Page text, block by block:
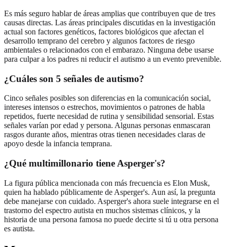
Es más seguro hablar de áreas amplias que contribuyen que de tres
causas directas. Las áreas principales discutidas en la investigación
actual son factores genéticos, factores biológicos que afectan el
desarrollo temprano del cerebro y algunos factores de riesgo
ambientales o relacionados con el embarazo. Ninguna debe usarse
para culpar a los padres ni reducir el autismo a un evento prevenible.
¿Cuáles son 5 señales de autismo?
Cinco señales posibles son diferencias en la comunicación social,
intereses intensos o estrechos, movimientos o patrones de habla
repetidos, fuerte necesidad de rutina y sensibilidad sensorial. Estas
señales varían por edad y persona. Algunas personas enmascaran
rasgos durante años, mientras otras tienen necesidades claras de
apoyo desde la infancia temprana.
¿Qué multimillonario tiene Asperger's?
La figura pública mencionada con más frecuencia es Elon Musk,
quien ha hablado públicamente de Asperger's. Aun así, la pregunta
debe manejarse con cuidado. Asperger's ahora suele integrarse en el
trastorno del espectro autista en muchos sistemas clínicos, y la
historia de una persona famosa no puede decirte si tú u otra persona
es autista.